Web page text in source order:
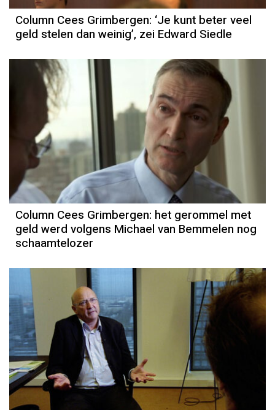
Column Cees Grimbergen: ‘Je kunt beter veel
geld stelen dan weinig’, zei Edward Siedle
Column Cees Grimbergen: het gerommel met
geld werd volgens Michael van Bemmelen nog
schaamtelozer